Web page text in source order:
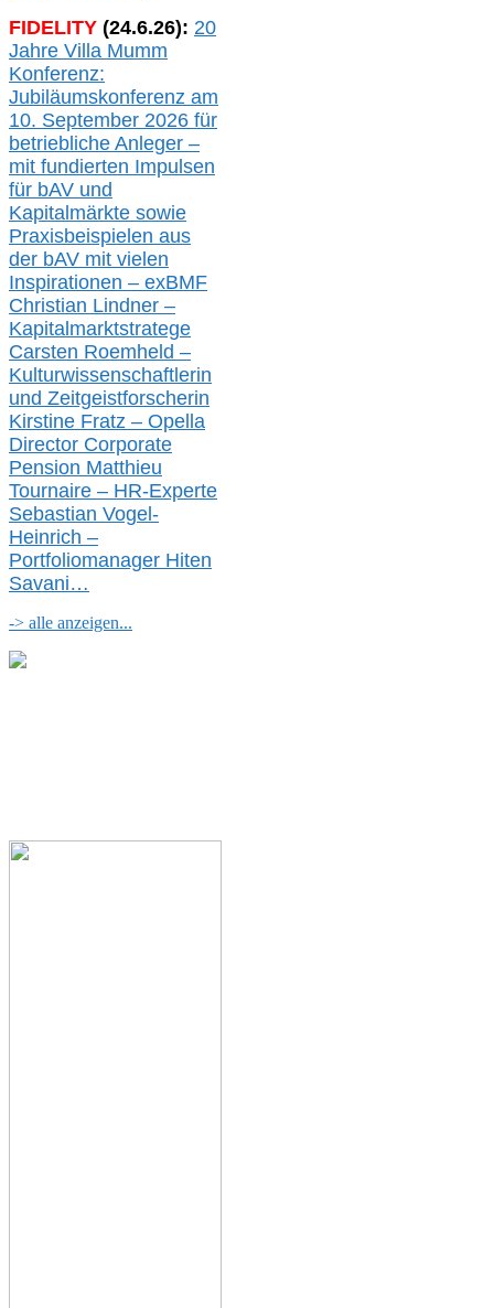
FIDELITY (24.6.26): 20
Jahre Villa Mumm
Konferenz:
Jubiläumskonferenz am
10. September 2026 für
betriebliche Anleger –
mit fundierten Impulsen
für bAV und
Kapitalmärkte sowie
Praxisbeispielen aus
der bAV mit vielen
Inspirationen – exBMF
Christian Lindner –
Kapitalmarktstratege
Carsten Roemheld –
Kulturwissenschaftlerin
und Zeitgeistforscherin
Kirstine Fratz – Opella
Director Corporate
Pension Matthieu
Tournaire – HR-Experte
Sebastian Vogel-
Heinrich –
Portfoliomanager Hiten
Savani…
-> alle anzeigen...